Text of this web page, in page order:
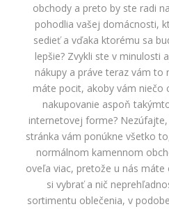
obchody a preto by ste radi
pohodlia vašej domácnosti,
sedieť a vďaka ktorému sa
lepšie? Zvykli ste v minulosti
nákupy a práve teraz vám to
máte pocit, akoby vám niečo
nakupovanie aspoň
internetovej forme?
stránka vám ponúkne všetko
normálnom kamennom
oveľa viac, pretože u nás
si vybrať a nič
sortimentu oblečenia, v